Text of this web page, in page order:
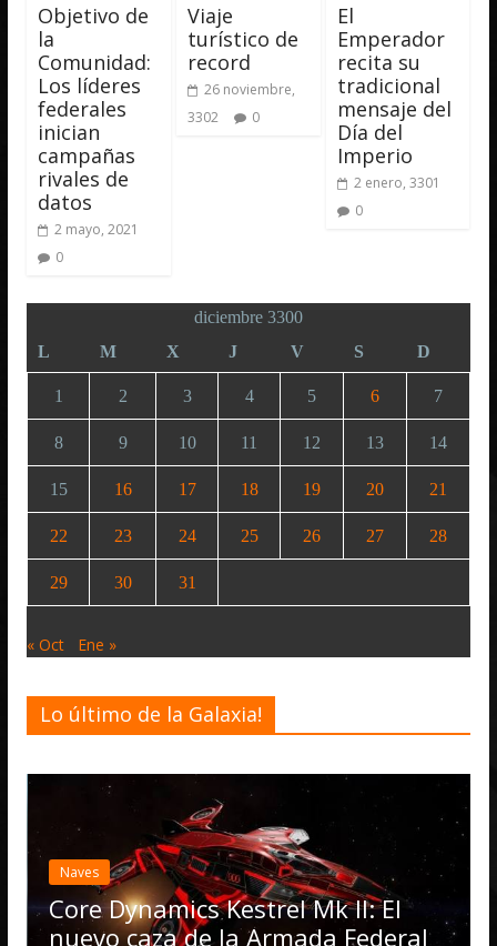
Objetivo de
la
Comunidad:
Los líderes
federales
inician
campañas
rivales de
datos
2 mayo, 2021
0
Viaje
turístico de
record
26 noviembre,
3302
0
El
Emperador
recita su
tradicional
mensaje del
Día del
Imperio
2 enero, 3301
0
diciembre 3300
L
M X J V S D
1 2 3 4 5 6 7
8 9 10 11 12 13 14
15 16 17 18 19 20 21
22 23 24 25 26 27 28
29 30 31
« Oct Ene »
Lo último de la Galaxia!
Dynamics Kestrel Mk II: El
caza de la Armada Federal
Desarrollo